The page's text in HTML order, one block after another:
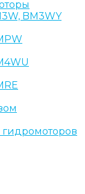
BM3WY
гидромоторов